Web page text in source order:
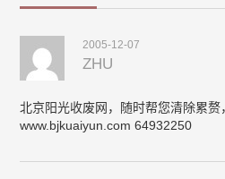
2005-12-07
ZHU
北京阳光收废网，随时帮您清除累赘
www.bjkuaiyun.com 64932250